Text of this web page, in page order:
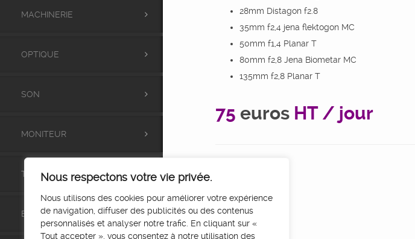
Nous respectons votre vie privée.
Nous utilisons des cookies pour améliorer votre expérience
de navigation, diffuser des publicités ou des contenus
personnalisés et analyser notre trafic. En cliquant sur «
Tout accepter », vous consentez à notre utilisation des
MACHINERIE
OPTIQUE
SON
MONITEUR
TRÉPIED
ENERGIE
28mm Distagon f2.8
35mm f2,4 jena flektogon MC
50mm f1,4 Planar T
80mm f2,8 Jena Biometar MC
135mm f2,8 Planar T
75 euros HT / jour